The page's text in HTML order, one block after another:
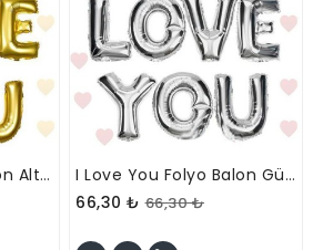
I Love You Folyo Balon Altın Renk 35 CM
I Love You Folyo Balon Gümüş Renk 35 CM
66,30 ₺ 66,30 ₺